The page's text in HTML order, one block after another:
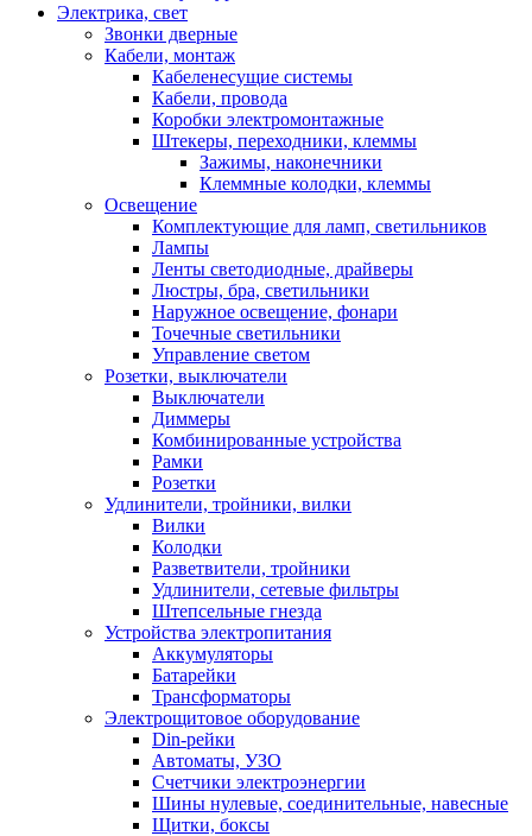
Электрика, свет
Звонки дверные
Кабели, монтаж
Кабеленесущие системы
Кабели, провода
Коробки электромонтажные
Штекеры, переходники, клеммы
Зажимы, наконечники
Клеммные колодки, клеммы
Освещение
Комплектующие для ламп, светильников
Лампы
Ленты светодиодные, драйверы
Люстры, бра, светильники
Наружное освещение, фонари
Точечные светильники
Управление светом
Розетки, выключатели
Выключатели
Диммеры
Комбинированные устройства
Рамки
Розетки
Удлинители, тройники, вилки
Вилки
Колодки
Разветвители, тройники
Удлинители, сетевые фильтры
Штепсельные гнезда
Устройства электропитания
Аккумуляторы
Батарейки
Трансформаторы
Электрощитовое оборудование
Din-рейки
Автоматы, УЗО
Счетчики электроэнергии
Шины нулевые, соединительные, навесные
Щитки, боксы